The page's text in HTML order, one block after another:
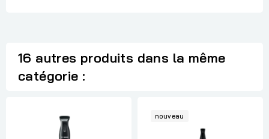
16 autres produits dans la même
catégorie :
nouveau